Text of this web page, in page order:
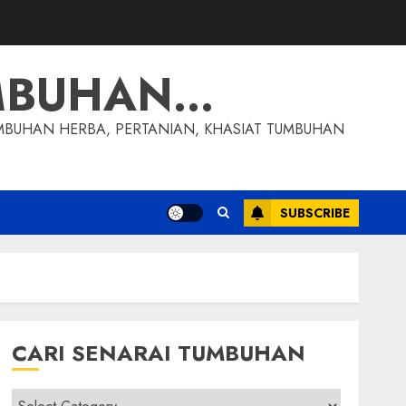
HERBA, PERTANIAN, KHASIAT TUMBUHAN
SUBSCRIBE
CARI SENARAI TUMBUHAN
Cari